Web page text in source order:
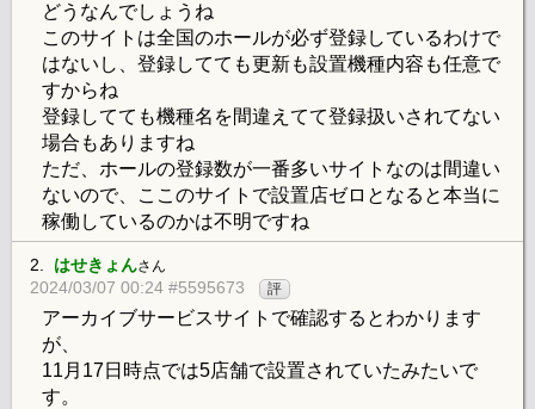
どうなんでしょうね
このサイトは全国のホールが必ず登録しているわけで
はないし、登録してても更新も設置機種内容も任意で
すからね
登録してても機種名を間違えてて登録扱いされてない
場合もありますね
ただ、ホールの登録数が一番多いサイトなのは間違い
ないので、ここのサイトで設置店ゼロとなると本当に
稼働しているのかは不明ですね
2. はせきょんさん
2024/03/07 00:24 #5595673 評
アーカイブサービスサイトで確認するとわかります
が、
11月17日時点では5店舗で設置されていたみたいで
す。